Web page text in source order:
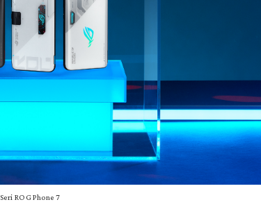
Seri ROG Phone 7